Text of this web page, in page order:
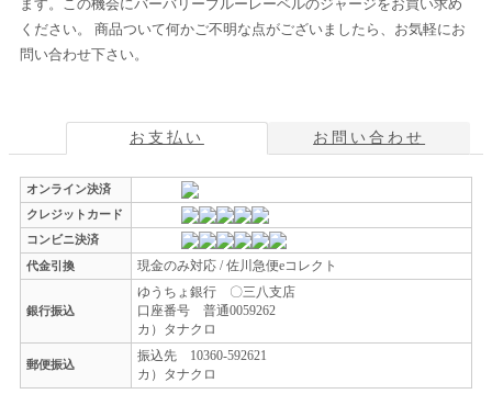
ます。この機会にバーバリーブルーレーベルのジャージをお買い求め
ください。 商品ついて何かご不明な点がございましたら、お気軽にお
問い合わせ下さい。
お支払い お問い合わせ
オンライン決済
クレジットカード
コンビニ決済
代金引換
現金のみ対応 / 佐川急便eコレクト
銀行振込
ゆうちょ銀行 〇三八支店
口座番号 普通0059262
カ）タナクロ
郵便振込
振込先 10360-592621
カ）タナクロ